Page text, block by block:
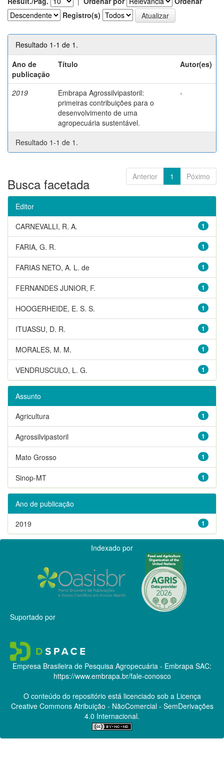
Registro(s)
Resultado 1-1 de 1.
Ano de
publicação
Título Autor(es)
2019
Embrapa Agrossilvipastoril:
primeiras contribuições para o
desenvolvimento de uma
agropecuária sustentável.
-
Resultado 1-1 de 1.
Anterior 1 Póximo
Busca facetada
Editor
1
CARNEVALLI, R. A.
1
FARIA, G. R.
1
FARIAS NETO, A. L. de
1
FERNANDES JUNIOR, F.
1
HOOGERHEIDE, E. S. S.
1
ITUASSU, D. R.
1
MORALES, M. M.
1
VENDRUSCULO, L. G.
Assunto
1
Agricultura
1
Agrossilvipastoril
1
Mato Grosso
1
Sinop-MT
Ano de publicação
1
2019
Indexado por
Suportado por
Empresa Brasileira de Pesquisa Agropecuária - Embrapa SAC:
https://www.embrapa.br/fale-conosco
O conteúdo do repositório está licenciado sob a Licença
Creative CommonsAtribuição - NãoComercial - SemDerivações
4.0 Internacional.